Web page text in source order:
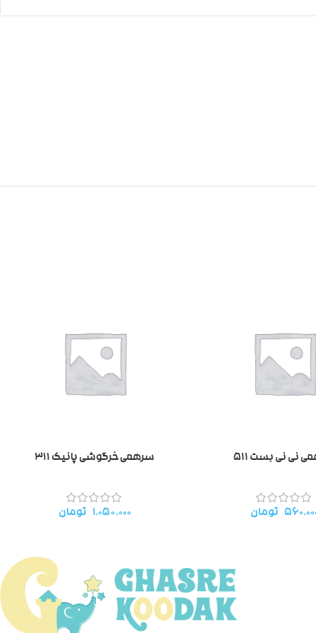
نی نی بست ۵۱۱
تومان
سرهمی خرگوشی پانیک ۳۱۱
۱.۰۵۰.۰۰۰ تومان